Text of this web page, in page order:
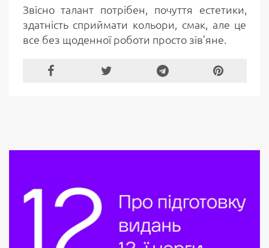
Звісно талант потрібен, почуття естетики,
здатність сприймати кольори, смак, але це
все без щоденної роботи просто зів’яне.